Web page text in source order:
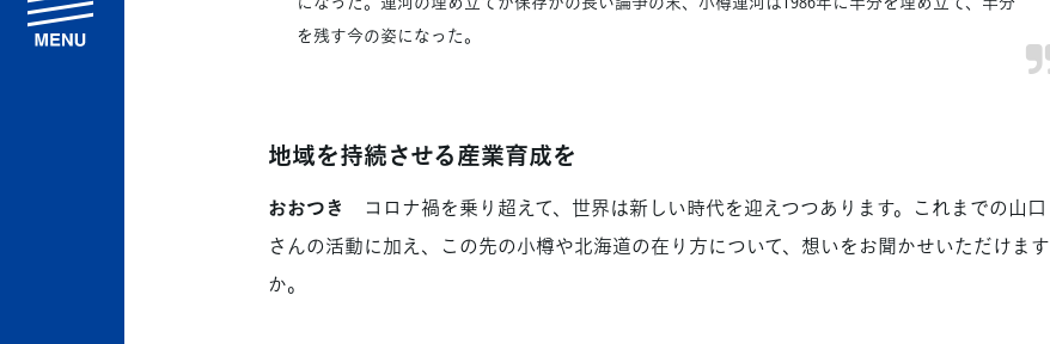
を残す今の姿になった。
地域を持続させる産業育成を
おおつき
コロナ禍を乗り超えて、世界は新しい時代を迎えつつあります。これまでの山口
さんの活動に加え、この先の小樽や北海道の在り方について、想いをお聞かせいただけます
か。